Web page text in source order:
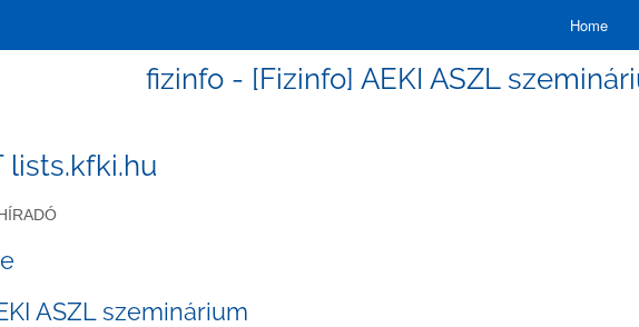
Home
fizinfo - [Fizinfo] AEKI ASZL
lists.kfki.hu
ASZL szeminárium